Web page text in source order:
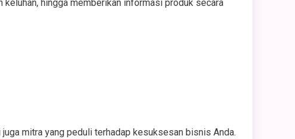
hingga memberikan informasi produk secara
mitra yang peduli terhadap kesuksesan bisnis Anda.